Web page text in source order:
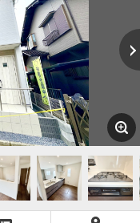
ます
津支店
東京支店
津支店
東京支店